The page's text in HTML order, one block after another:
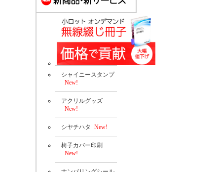
シャイニースタンプ
New!
アクリルグッズ
New!
シヤチハタ New!
椅子カバー印刷
New!